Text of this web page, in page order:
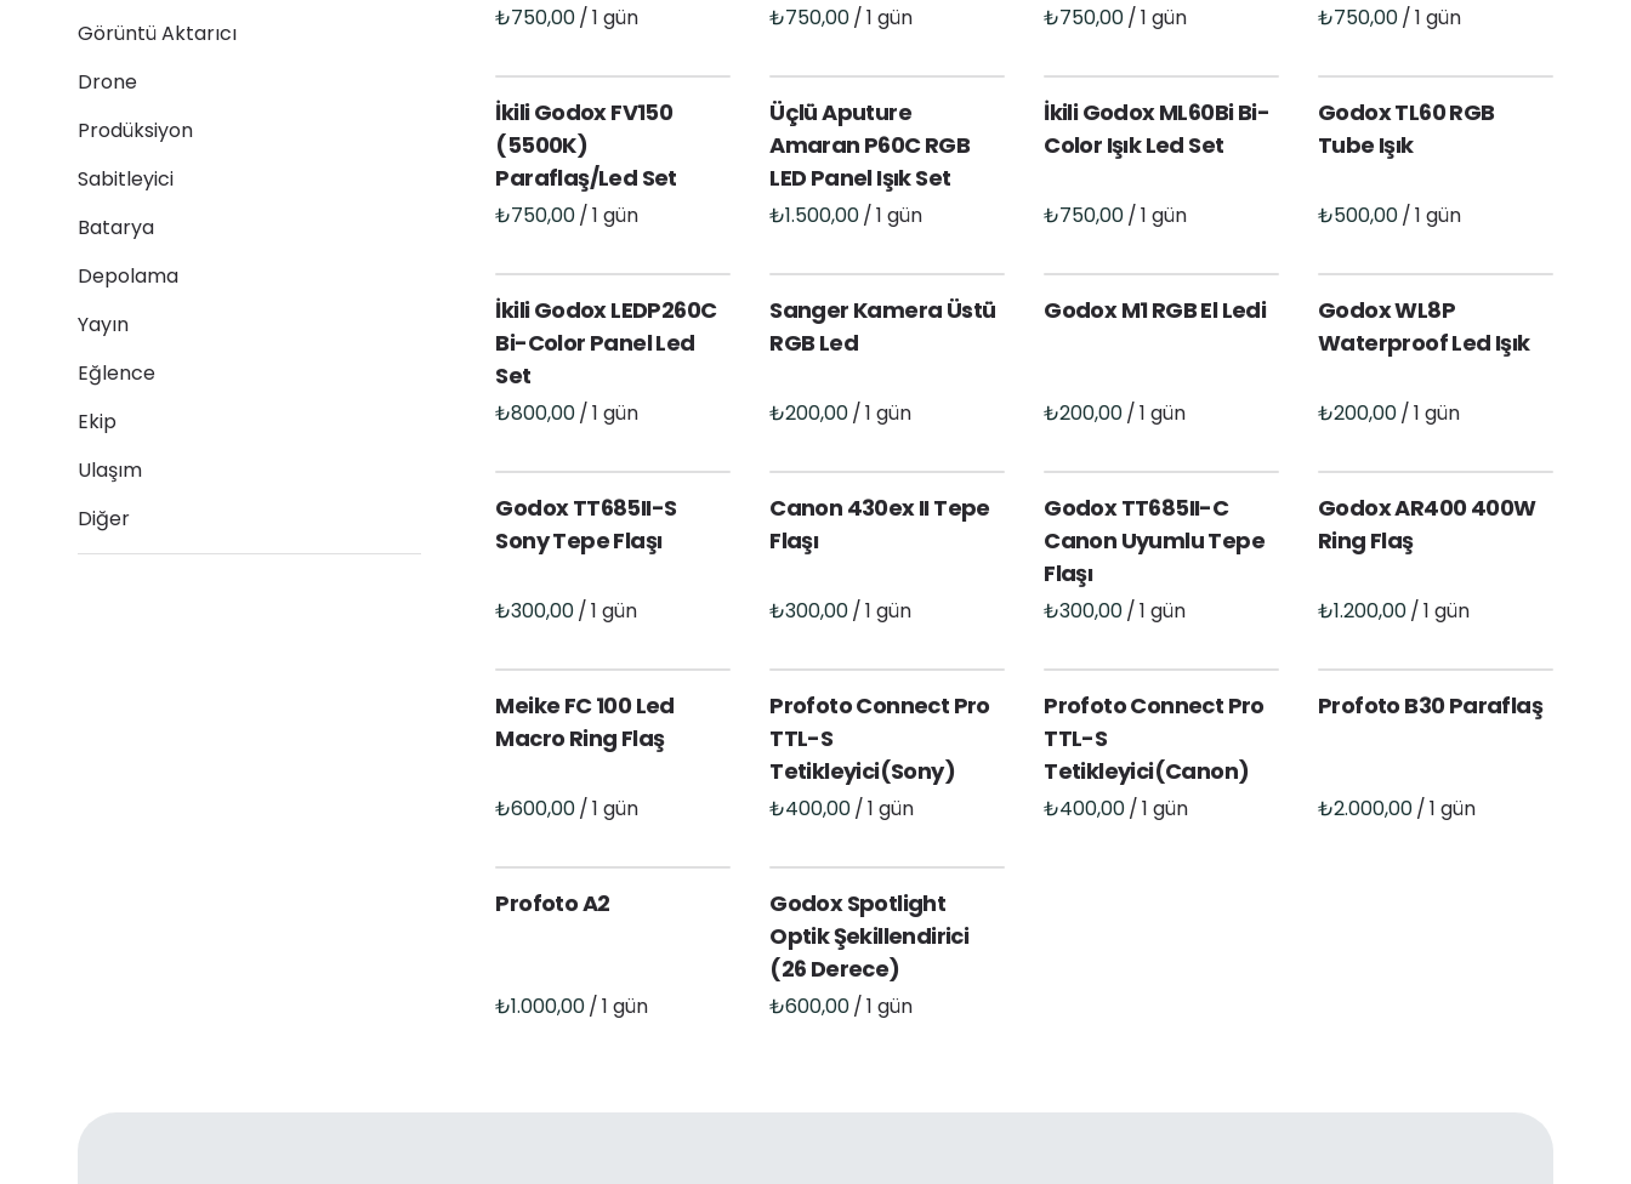
Görüntü Aktarıcı
Drone
Prodüksiyon
Sabitleyici
Batarya
Depolama
Yayın
Eğlence
Ekip
Ulaşım
Diğer
/ / / /
İkili Godox FV150
(5500K)
Paraflaş/Led Set
/
Üçlü Aputure
Amaran P60C RGB
LED Panel Işık Set
/
İkili Godox ML60Bi Bi-
Color Işık Led Set
/
Godox TL60 RGB
Tube Işık
/
İkili Godox LEDP260C
Bi-Color Panel Led
Set
/
Sanger Kamera Üstü
RGB Led
/
Godox M1 RGB El Ledi
/
Godox WL8P
Waterproof Led Işık
/
Godox TT685II-S
Sony Tepe Flaşı
/
Canon 430ex II Tepe
Flaşı
/
Godox TT685II-C
Canon Uyumlu Tepe
Flaşı
/
Godox AR400 400W
Ring Flaş
/
Meike FC 100 Led
Macro Ring Flaş
/
Profoto Connect Pro
TTL-S
Tetikleyici(Sony)
/
Profoto Connect Pro
TTL-S
Tetikleyici(Canon)
/
Profoto B30 Paraflaş
/
Profoto A2
/
Godox Spotlight
Optik Şekillendirici
(26 Derece)
/